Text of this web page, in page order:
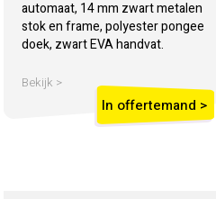
automaat, 14 mm zwart metalen
stok en frame, polyester pongee
doek, zwart EVA handvat.
Bekijk >
In offertemand >